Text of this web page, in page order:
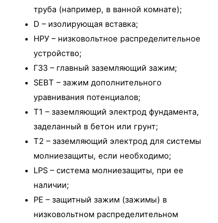
труба (например, в ванной комнате);
D – изолирующая вставка;
НРУ – низковольтное распределительное
устройство;
ГЗЗ – главный заземляющий зажим;
SEBT – зажим дополнительного
уравнивания потенциалов;
T1 – заземляющий электрод фундамента,
заделанный в бетон или грунт;
T2 – заземляющий электрод для системы
молниезащиты, если необходимо;
LPS – система молниезащиты, при ее
наличии;
PE – защитный зажим (зажимы) в
низковольтном распределительном